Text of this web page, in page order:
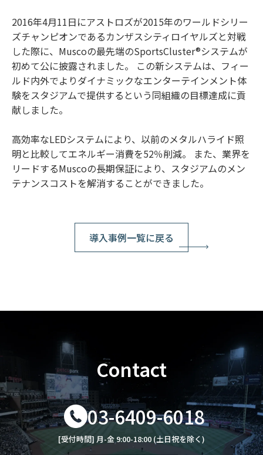
2016年4月11日にアストロズが2015年のワールドシリー
ズチャンピオンであるカンザスシティロイヤルズと対戦
した際に、Muscoの最先端のSportsCluster®システムが
初めて公に披露されました。 この新システムは、フィー
ルド内外でよりダイナミックなエンターテインメント体
験をスタジアムで提供するという同組織の目標達成に貢
献しました。
高効率なLEDシステムにより、以前のメタルハライド照
明と比較してエネルギー消費を52％削減。 また、業界を
リードするMuscoの長期保証により、スタジアムのメン
テナンスコストを解消することができました。
導入事例一覧に戻る
Contact
03-6409-6018
[受付時間] 月-金 9:00-18:00 (土日祝を除く)